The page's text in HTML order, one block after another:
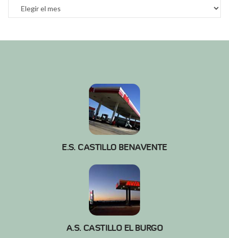
Archivos
E.S. CASTILLO BENAVENTE
A.S. CASTILLO EL BURGO